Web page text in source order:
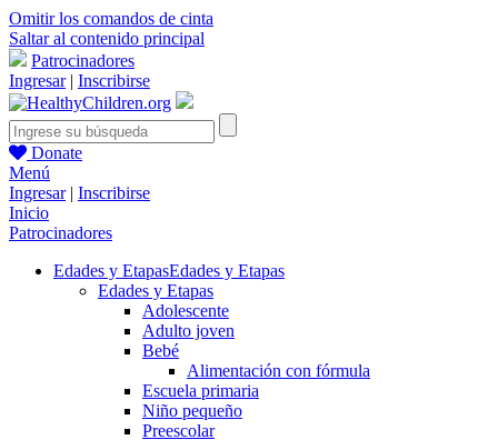
Omitir los comandos de cinta
Saltar al contenido principal
Patrocinadores
Ingresar| Inscribirse
Donate
Menú
Ingresar| Inscribirse
Inicio
Patrocinadores
Edades y EtapasEdades y Etapas
Edades y Etapas
Adolescente
Adulto joven
Bebé
Alimentación con fórmula
Escuela primaria
Niño pequeño
Preescolar